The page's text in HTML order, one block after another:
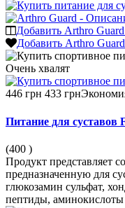
Добавить Arthro
Добавить Arthro
Очень хвалят
446 грн 433 грн
Питание для суставов
(400 )
Продукт представляет
предназначенную для
глюкозамин сульфат,
пептиды,